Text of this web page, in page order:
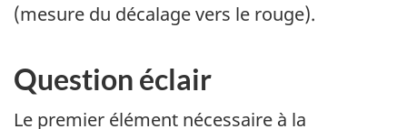
(mesure du décalage vers le rouge).
Question éclair
Le premier élément nécessaire à la